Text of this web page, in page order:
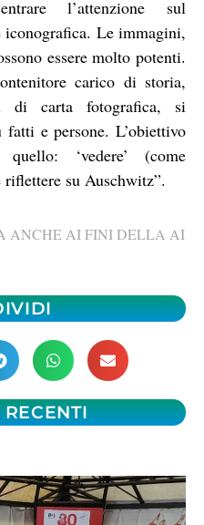
l’attenzione sul
Le immagini,
essere molto potenti.
carico di storia,
di carta fotografica, si
e persone. L’obiettivo
‘vedere’ (come
su Auschwitz”.
ANCHE AI FINI DELLA AI